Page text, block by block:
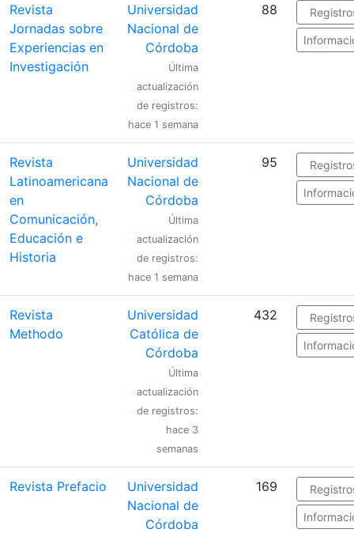
Revista
Jornadas sobre
Experiencias en
Investigación
Universidad
Nacional de
Córdoba
Última
actualización
de registros:
hace 1 semana
88
Revista
Latinoamericana
en
Comunicación,
Educación e
Historia
Universidad
Nacional de
Córdoba
Última
actualización
de registros:
hace 1 semana
95
Revista
Methodo
Universidad
Católica de
Córdoba
Última
actualización
de registros:
hace 3
semanas
432
Revista Prefacio
Universidad
Nacional de
Córdoba
169